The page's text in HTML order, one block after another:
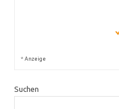
* Anzeige
Suchen